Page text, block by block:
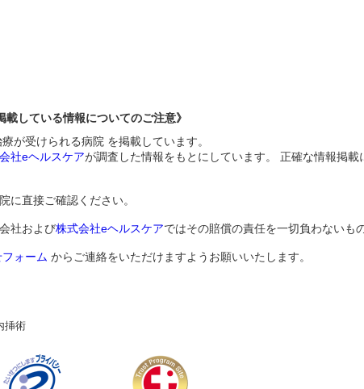
載している情報についてのご注意》
が受けられる病院 を掲載しています。
社eヘルスケアが調査した情報をもとにしています。 正確な情報掲載
に直接ご確認ください。
社および株式会社eヘルスケアではその賠償の責任を一切負わないも
ォーム からご連絡をいただけますようお願いいたします。
挿術